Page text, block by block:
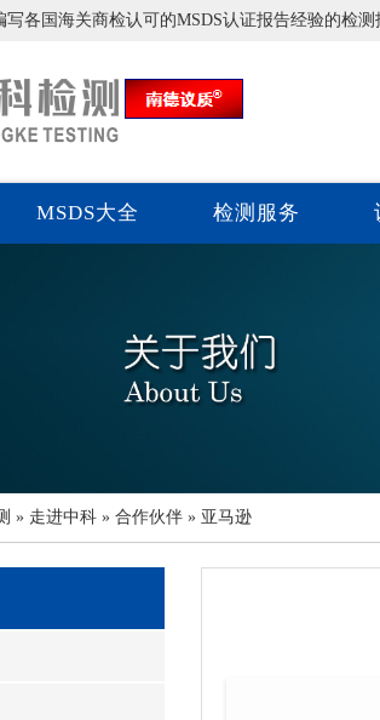
写各国海关商检认可的MSDS认证报告经验的检
MSDS大全 检测服务
» 走进中科 » 合作伙伴 » 亚马逊